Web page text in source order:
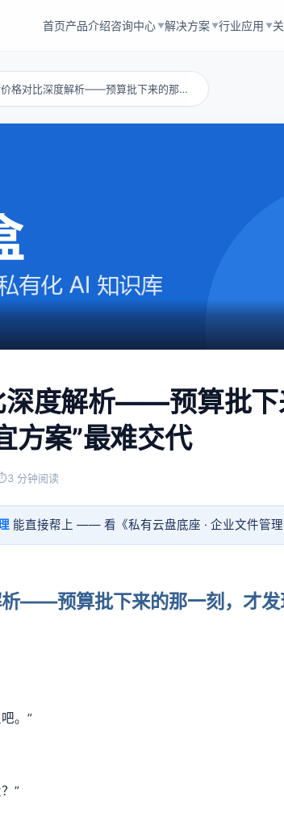
首页产品介绍咨询中心 ▼解决方案 ▼行业应用 ▼
云存储价格对比深度解析——预算批下来的那一刻...
深度解析——预算批下
方案”最难交代
3 分钟阅读
能直接帮上 —— 看《私有云盘底座 · 企业文件管
——预算批下来的那一刻，才发
。”
”